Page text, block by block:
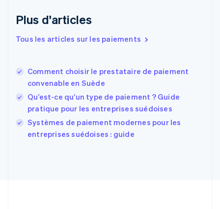
Plus d'articles
Tous les articles sur les paiements
Comment choisir le prestataire de paiement
convenable en Suède
Qu’est-ce qu’un type de paiement ? Guide
pratique pour les entreprises suédoises
Systèmes de paiement modernes pour les
entreprises suédoises : guide
Español English
English
Finlande
EnglishSvenska
Français English
Gibraltar
English
Grèce
English